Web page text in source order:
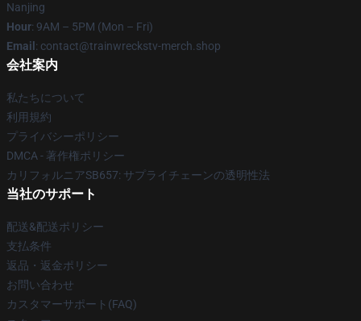
Nanjing
Hour: 9AM – 5PM (Mon – Fri)
Email : contact@trainwreckstv-merch.shop
会社案内
私たちについて
利用規約
プライバシーポリシー
DMCA - 著作権ポリシー
カリフォルニアSB657: サプライチェーンの透明性法
当社のサポート
配送&配送ポリシー
支払条件
返品・返金ポリシー
お問い合わせ
カスタマーサポート(FAQ)